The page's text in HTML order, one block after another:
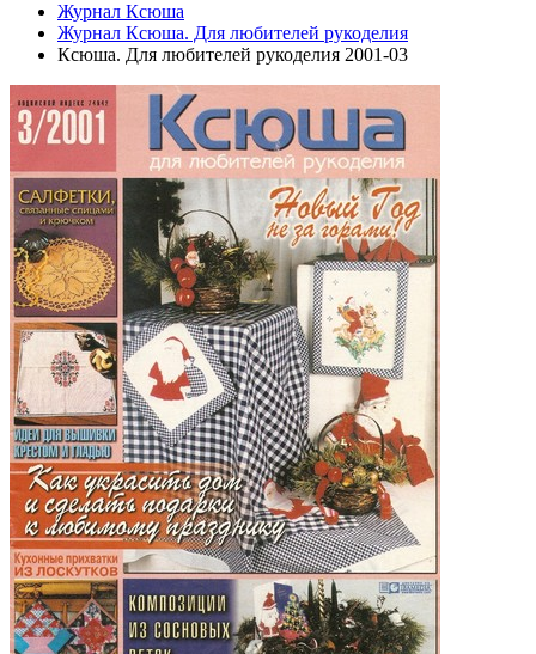
Журнал Ксюша
Журнал Ксюша. Для любителей рукоделия
Ксюша. Для любителей рукоделия 2001-03